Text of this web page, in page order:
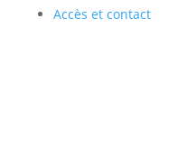
Accès et contact